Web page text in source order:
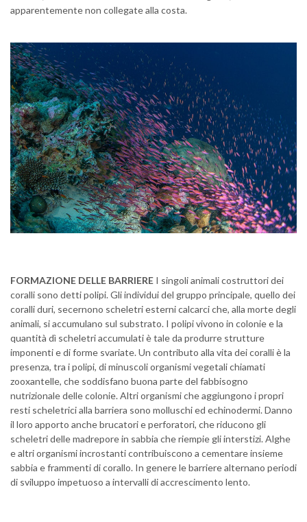
apparentemente non collegate alla costa.
FORMAZIONE DELLE BARRIERE I singoli animali costruttori dei
coralli sono detti polipi. Gli individui del gruppo principale, quello dei
coralli duri, secernono scheletri esterni calcarci che, alla morte degli
animali, si accumulano sul substrato. I polipi vivono in colonie e la
quantità dì scheletri accumulati è tale da produrre strutture
imponenti e di forme svariate. Un contributo alla vita dei coralli è la
presenza, tra i polipi, di minuscoli organismi vegetali chiamati
zooxantelle, che soddisfano buona parte del fabbisogno
nutrizionale delle colonie. Altri organismi che aggiungono i propri
resti scheletrici alla barriera sono molluschi ed echinodermi. Danno
il loro apporto anche brucatori e perforatori, che riducono gli
scheletri delle madrepore in sabbia che riempie gli interstizi. Alghe
e altri organismi incrostanti contribuiscono a cementare insieme
sabbia e frammenti di corallo. In genere le barriere alternano periodi
di sviluppo impetuoso a intervalli di accrescimento lento.